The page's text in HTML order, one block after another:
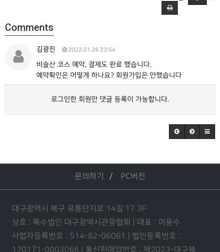
Comments
김광진 2022.01.26 23:54
비슬산 코스 예약, 결제도 완료 했습니다.
예약확인은 어떻게 하나요? 회원가입은 안했습니다
로그인한 회원만 댓글 등록이 가능합니다.
문의하기 PC버전
대구광역시 북구 유통단지로 14길 17 3F
상호 : 특수법인 대구광역시관광협회 | 대표 : 이용수
사업자등록번호 : 514-82-06061 | 법인등록번호 :
170171-0003066 | 통신판매업번호 : 제2023-대구북